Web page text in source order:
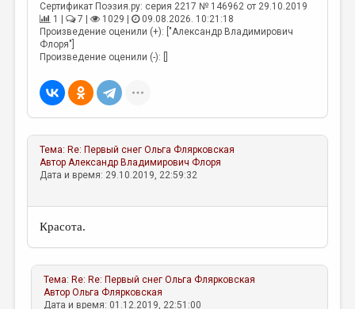
КОЛОНКА РЕДАКТОРА
РЕДКОЛЛЕГИЯ
ОТ РЕДАКЦИИ
МАЛАЯ ПРОЗА
ЭССЕИСТИКА
ЛИТЕРАТУРОВЕДЕНИЕ
КУЛЬТУРОВЕДЕНИЕ
РЕЦЕНЗИРОВАНИЕ
ТРЕДИАКОВСКИЙ
Сертификат Поэзия.ру: серия 2217 № 146962 от 29.10.2019
1 |
7 | 1029 |
09.08.2026. 10:21:18
Произведение оценили (+): ["Александр Владимирович
Флоря"]
Произведение оценили (-): []
Тема: Re: Первый снег Ольга Флярковская
АвторАлександр Владимирович Флоря
Дата и время: 29.10.2019, 22:59:32
Красота.
Тема: Re: Re: Первый снег Ольга Флярковская
АвторОльга Флярковская
Дата и время: 01.12.2019, 22:51:00